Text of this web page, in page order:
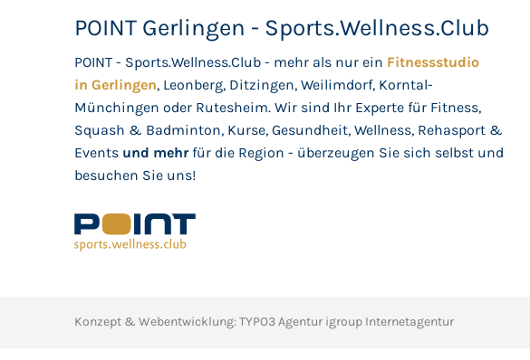
POINT Gerlingen - Sports.Wellness.Club
POINT - Sports.Wellness.Club - mehr als nur ein Fitnessstudio
in Gerlingen, Leonberg, Ditzingen, Weilimdorf, Korntal-
Münchingen oder Rutesheim. Wir sind Ihr Experte für Fitness,
Squash & Badminton, Kurse, Gesundheit, Wellness, Rehasport &
Events und mehrfür die Region - überzeugen Sie sich selbst und
besuchen Sie uns!
Konzept & Webentwicklung: TYPO3 Agentur igroup Internetagentur